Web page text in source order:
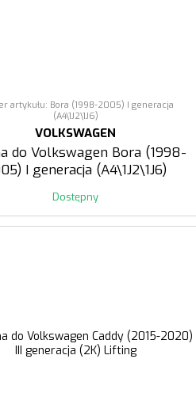
artykułu: Bora (1998-2005) I generacja
(A4\1J2\1J6)
VOLKSWAGEN
do Volkswagen Bora (1998-
I generacja (A4\1J2\1J6)
Dostępny